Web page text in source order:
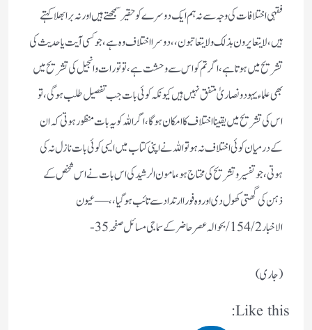
فقہی اختلافات کی وجہ سے نہ ہم ایک دوسرے کو حقیر سمجھتے ہیں اور نہ برا بھلا کہتے
ہیں، لا یتعایرون بذلک ولا یتعاتبون ،،دوسرا اختلاف وہ ہے، جو کسی آیت یا حدیث کی
تشریح میں ہوتا ہے ،اگر تم کو اس سے وحشت ہے، تو تورات و انجیل کی تشریح میں
بھی علماء یہود ونصاریٰ متفق نہیں ہیں کیونکہ کوئی بات جب تفصیل طلب ہوگی، تو
اس کی تشریح میں یقینا اختلاف کا امکان ہوگا ،اگر اللہ کو یہ بات منظور ہوتی کہ ان
کے درمیان کوئی اختلاف نہ ہو تو اللہ نے اپنی کتاب میں ایسی کوئی بات نازل نہ کی
ہوتی ،جو تفسیر و تشریح کی محتاج ہو ،مامون الرشید کی اس بات نے اس شخص کے
ذہن کی گھتی کھول دی اور وہ فورا ارتداد سے تائب ہوگیا ،، —عیون
الاخبار 2/ 154/بحوالہ عصر حاضر کے سماجی مسائل صفحہ 35-
(جاری)
Like this: